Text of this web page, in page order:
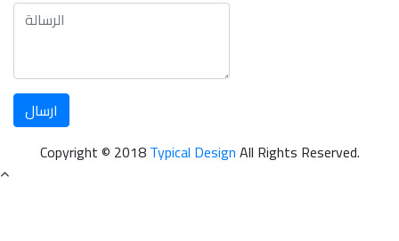
Copyright © 2018Typical DesignAll Rights Reserved.